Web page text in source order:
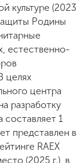
культуре (2023
Родины
естественно-
целях
центра
разработку
1
представлен в
RAEX
(2025 г.), в